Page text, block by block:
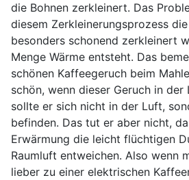
die Bohnen zerkleinert. Das
diesem Zerkleinerungsprozess
besonders schonend zerkleinert
Menge Wärme entsteht. Das
schönen Kaffeegeruch beim
schön, wenn dieser Geruch in
sollte er sich nicht in der Luft,
befinden. Das tut er aber nicht,
Erwärmung die leicht flüchtigen
Raumluft entweichen. Also wenn
lieber zu einer elektrischen